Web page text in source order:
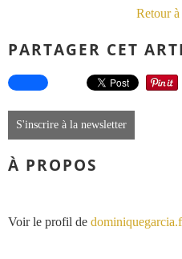
Retour
PARTAGER CET
S'inscrire à la newsletter
À PROPOS
Voir le profil de